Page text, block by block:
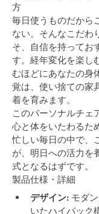
方
毎日使うものだから
ない。そんなこだわ
そ、自信を持ってお
す。経年変化を楽し
むほどにあなたの身
覚は、使い捨ての家
着を育みます。
このパーソナルチェ
心と体をいたわるた
忙しい毎日の中で、
が、明日への活力を
式となるはずです。
製品仕様・詳細
デザイン: モダ
いたハイバック